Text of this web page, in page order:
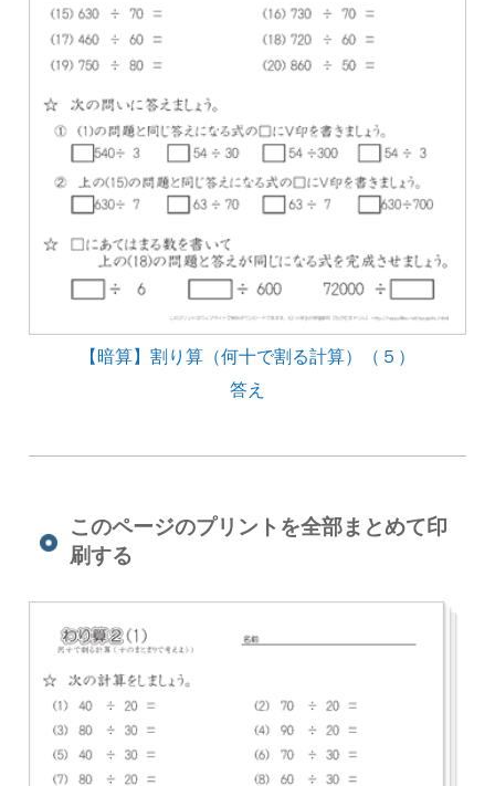
【暗算】割り算（何十で割る計算）（５）
答え
このページのプリントを全部まとめて印
刷する